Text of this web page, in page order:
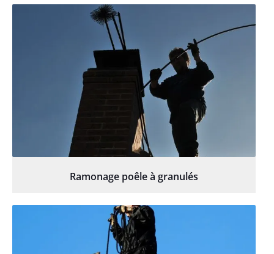
Ramonage poêle à granulés